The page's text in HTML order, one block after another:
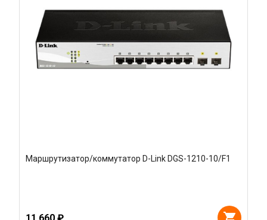
Маршрутизатор/коммутатор D-Link DGS-1210-10/F1
11 660 ₽